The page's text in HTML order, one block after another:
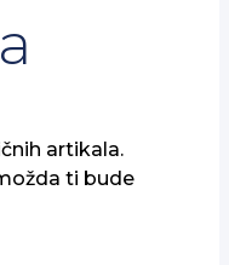
artikala.
ti bude